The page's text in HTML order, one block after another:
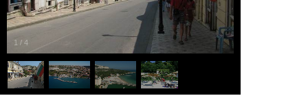
1 / 4